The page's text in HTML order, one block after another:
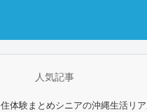
人気記事
体験まとめシニアの沖縄生活リ